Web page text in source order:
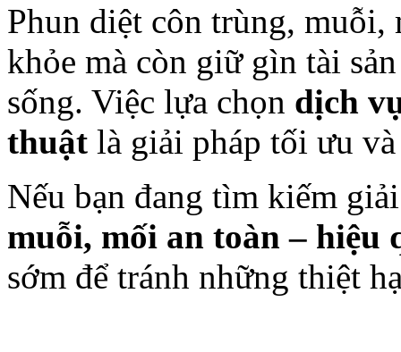
Phun diệt côn trùng,
khỏe mà còn giữ gìn tài
sống. Việc lựa chọn dịch
thuật là giải pháp tối ưu
Nếu bạn đang tìm kiếm
muỗi, mối an toàn – hiệu
sớm để tránh những thiệt